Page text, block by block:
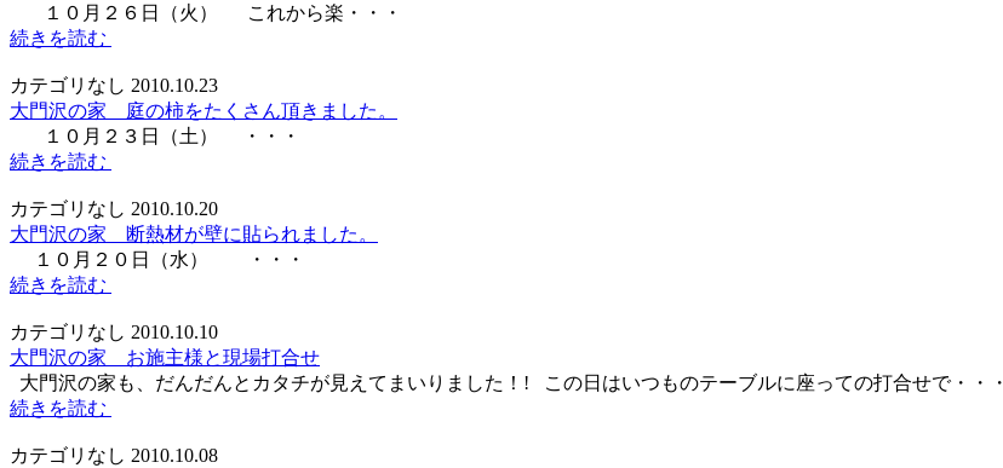
１０月２６日（火） これから楽・・・
続きを読む
カテゴリなし 2010.10.23
大門沢の家 庭の柿をたくさん頂きました。
１０月２３日（土） ・・・
続きを読む
カテゴリなし 2010.10.20
大門沢の家 断熱材が壁に貼られました。
１０月２０日（水） ・・・
続きを読む
カテゴリなし 2010.10.10
大門沢の家 お施主様と現場打合せ
大門沢の家も、だんだんとカタチが見えてまいりました！! この日はいつものテーブルに座っての打合せで・・・
続きを読む
カテゴリなし 2010.10.08